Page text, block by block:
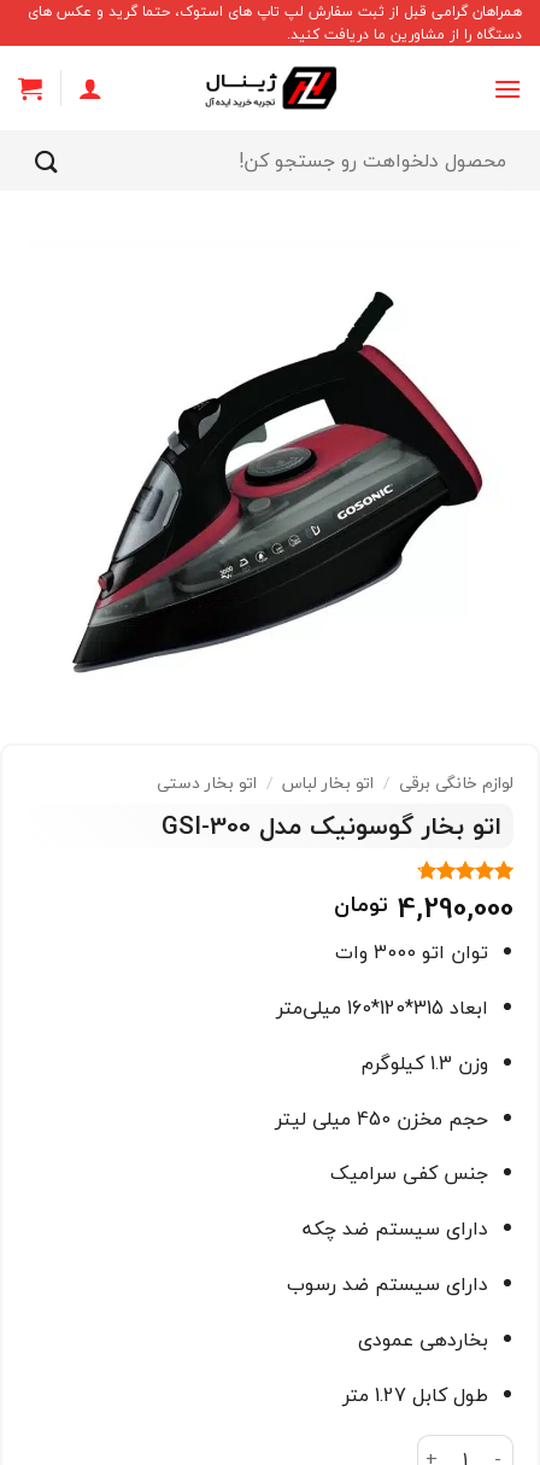
Skip
to
content
همراهان گرامی قبل از ثبت سفارش لپ تاپ های استوک، حتما گرید و عکس های
دستگاه را از مشاورین ما دریافت کنید.
برای:
لوازم خانگی برقی / اتو بخار لباس / اتو بخار دستی
اتو بخار گوسونیک مدل GSI-300
امتیاز4.67
از 5 امتیاز
3
4,290,000 تومان
توان اتو 3000 وات
ابعاد 315*120*160 میلی‌متر
وزن 1.3 کیلوگرم
حجم مخزن 450 میلی لیتر
جنس کفی سرامیک
دارای سیستم ضد چکه
دارای سیستم ضد رسوب
بخاردهی عمودی
طول کابل 1.27 متر
اتو بخار گوسونیک مدل GSI-300 عدد